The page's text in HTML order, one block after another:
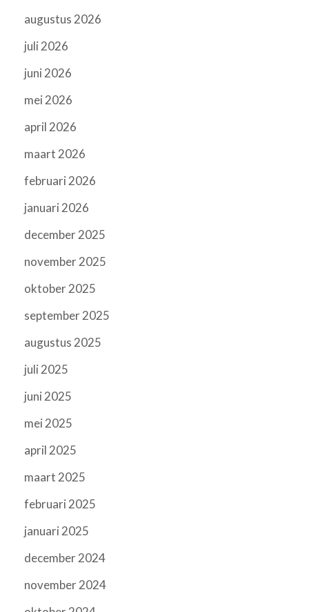
augustus 2026
juli 2026
juni 2026
mei 2026
april 2026
maart 2026
februari 2026
januari 2026
december 2025
november 2025
oktober 2025
september 2025
augustus 2025
juli 2025
juni 2025
mei 2025
april 2025
maart 2025
februari 2025
januari 2025
december 2024
november 2024